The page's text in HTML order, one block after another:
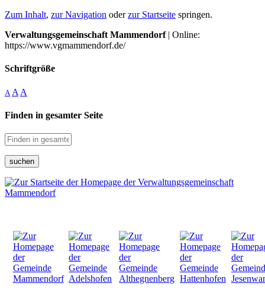
Zum Inhalt, zur Navigation oderzur Startseite springen.
Verwaltungsgemeinschaft Mammendorf| Online:
https://www.vgmammendorf.de/
Schriftgröße
A A A
Finden in gesamter Seite
suchen